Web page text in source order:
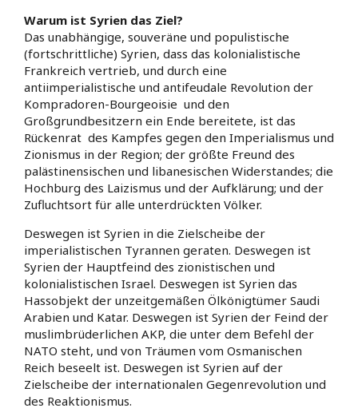
Warum ist Syrien das Ziel?
Das unabhängige, souveräne und populistische
(fortschrittliche) Syrien, dass das kolonialistische
Frankreich vertrieb, und durch eine
antiimperialistische und antifeudale Revolution der
Kompradoren-Bourgeoisie und den
Großgrundbesitzern ein Ende bereitete, ist das
Rückenrat des Kampfes gegen den Imperialismus und
Zionismus in der Region; der größte Freund des
palästinensischen und libanesischen Widerstandes; die
Hochburg des Laizismus und der Aufklärung; und der
Zufluchtsort für alle unterdrückten Völker.
Deswegen ist Syrien in die Zielscheibe der
imperialistischen Tyrannen geraten. Deswegen ist
Syrien der Hauptfeind des zionistischen und
kolonialistischen Israel. Deswegen ist Syrien das
Hassobjekt der unzeitgemäßen Ölkönigtümer Saudi
Arabien und Katar. Deswegen ist Syrien der Feind der
muslimbrüderlichen AKP, die unter dem Befehl der
NATO steht, und von Träumen vom Osmanischen
Reich beseelt ist. Deswegen ist Syrien auf der
Zielscheibe der internationalen Gegenrevolution und
des Reaktionismus.